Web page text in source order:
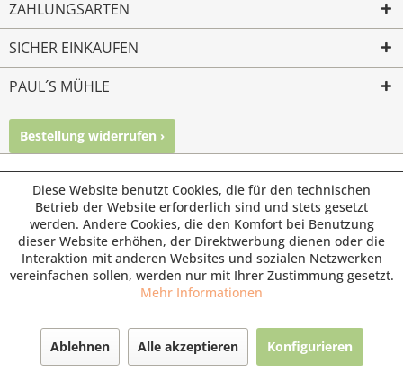
ZAHLUNGSARTEN
SICHER EINKAUFEN
PAUL´S MÜHLE
Bestellung widerrufen ›
© Paul's Mühle | Inhaber: Christof Paul e.K. | Westring 2 |
45659 Recklinghausen
Fax: 02361 -28831 | E-Mail: info@pauls-muehle.de
Diese Website benutzt Cookies, die für den technischen
Betrieb der Website erforderlich sind und stets gesetzt
werden. Andere Cookies, die den Komfort bei Benutzung
dieser Website erhöhen, der Direktwerbung dienen oder die
Interaktion mit anderen Websites und sozialen Netzwerken
vereinfachen sollen, werden nur mit Ihrer Zustimmung gesetzt.
Mehr Informationen
Ablehnen Alle akzeptieren Konfigurieren